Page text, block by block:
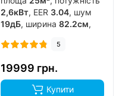
2,6кВт, EER 3.04, шум
19дБ, ширина 82.2см,
китай, інвертор
5
19999 грн.
Купити